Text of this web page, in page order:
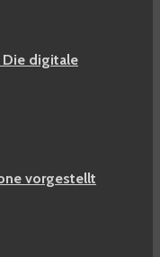
digitale
vorgestellt